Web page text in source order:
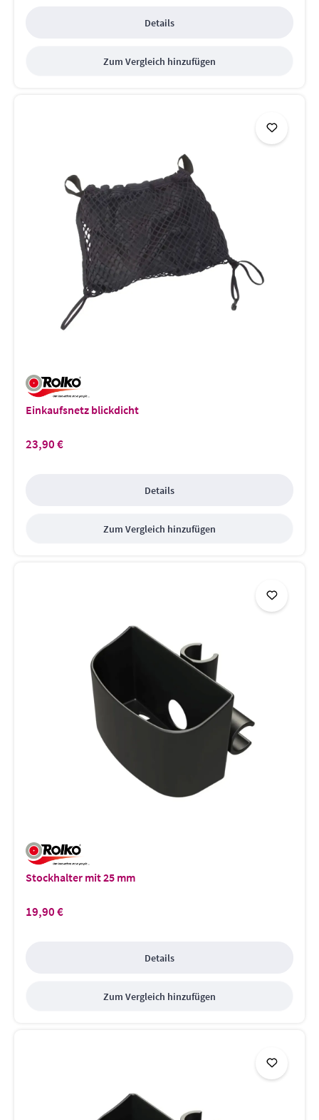
Details
Zum Vergleich hinzufügen
Einkaufsnetz blickdicht
Regulärer Preis:
23,90 €
Details
Zum Vergleich hinzufügen
Stockhalter mit 25 mm
Regulärer Preis:
19,90 €
Details
Zum Vergleich hinzufügen